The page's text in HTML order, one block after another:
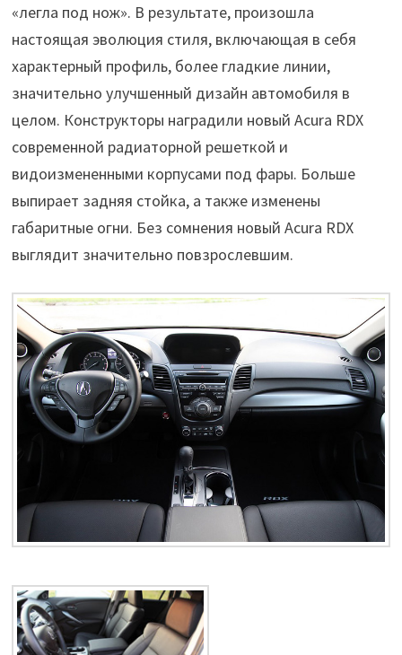
«легла под нож». В результате, произошла
настоящая эволюция стиля, включающая в себя
характерный профиль, более гладкие линии,
значительно улучшенный дизайн автомобиля в
целом. Конструкторы наградили новый Acura RDX
современной радиаторной решеткой и
видоизмененными корпусами под фары. Больше
выпирает задняя стойка, а также изменены
габаритные огни. Без сомнения новый Acura RDX
выглядит значительно повзрослевшим.